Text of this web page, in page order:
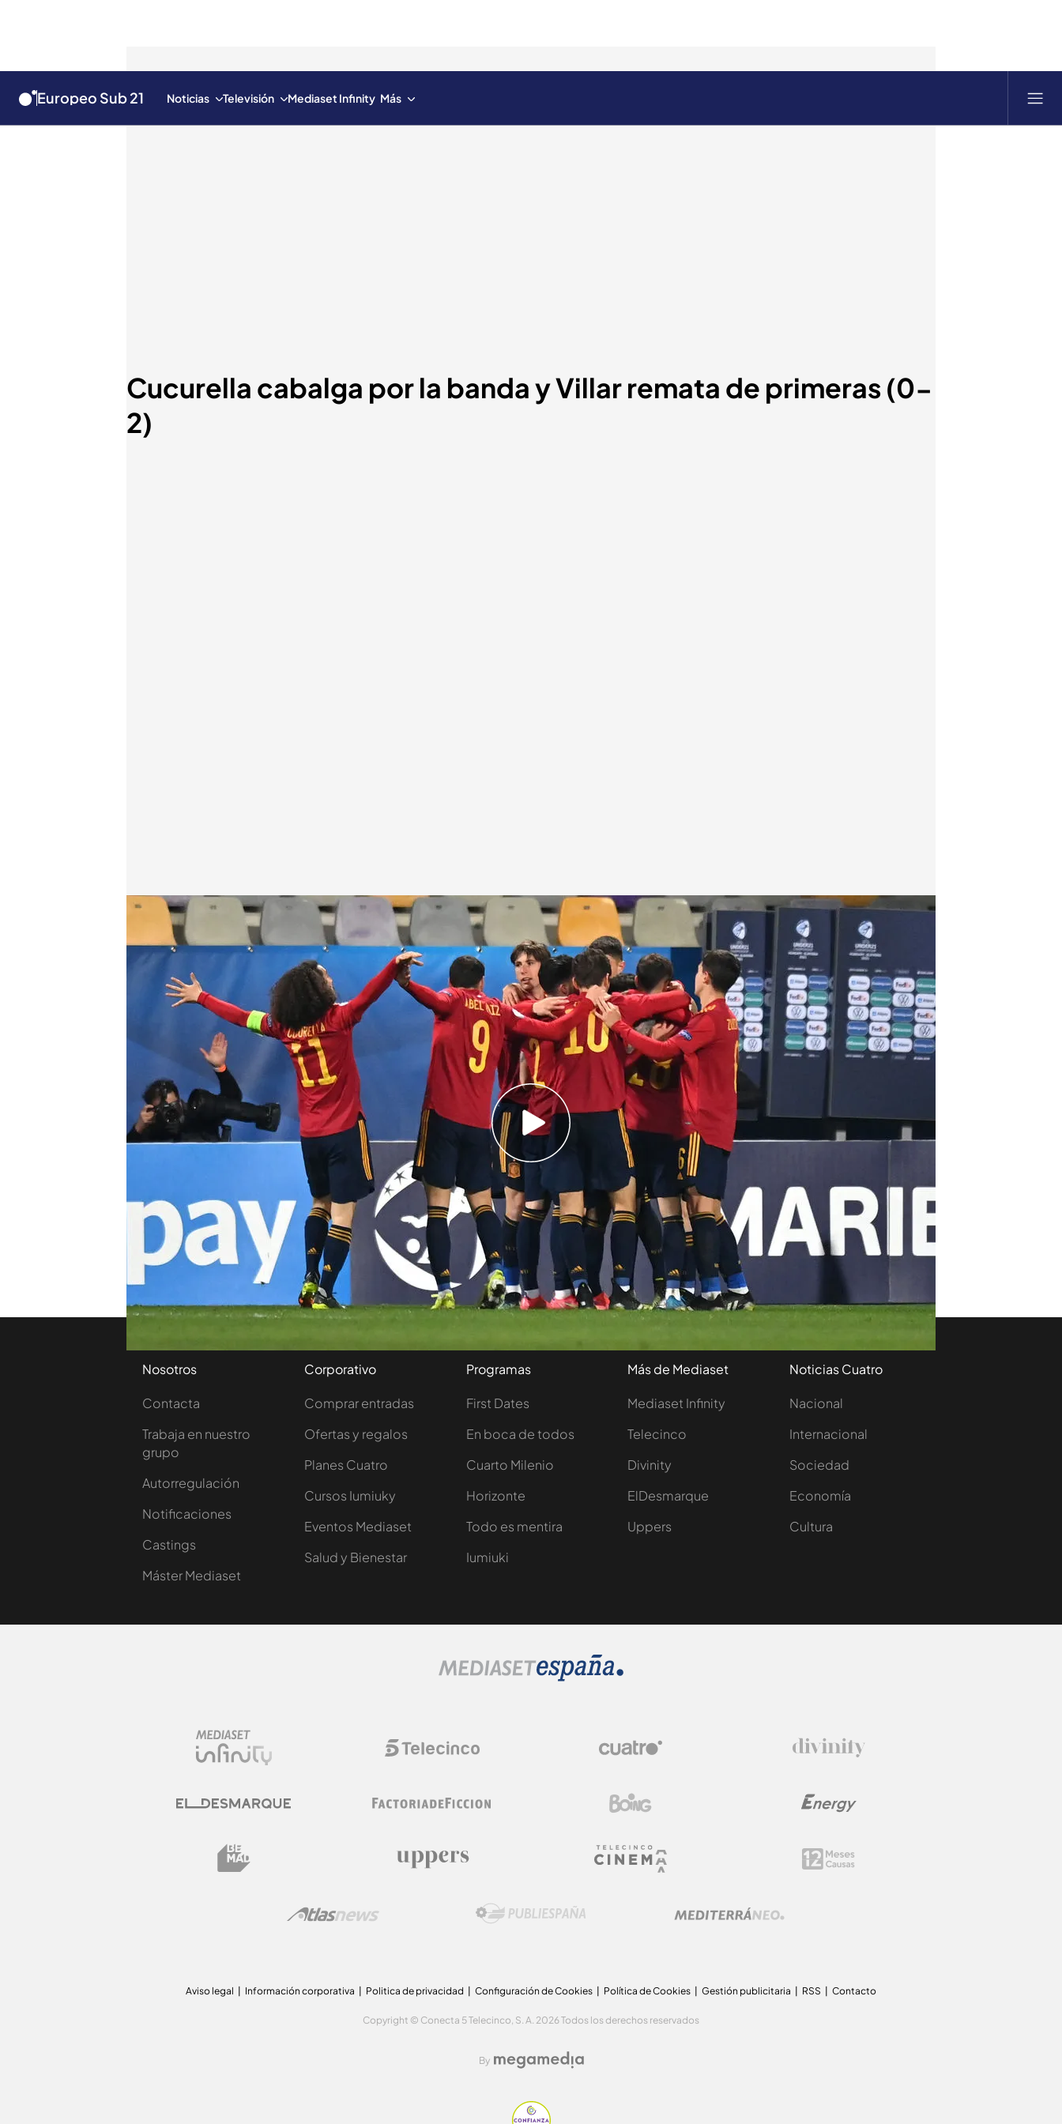
Europeo Sub 21 Noticias Televisión Mediaset Infinity Más
Cucurella cabalga por la banda y Villar remata de primeras (0-
2)
Gonzalo Villar puso el 0-2
Deportes Cuatro
Cucurella se marcó una gran carrera para servir a Villar
España golpeó en pocos minutos a Eslovenia con dos goles
Compartir
Eslovania no se había recuperado del primer palo dePuado
Cucurella al contragolpe los volvió a quedar en cuadro. El jugador del
Getafe cabalgó por la banda y cuando llegó al fondo puso un balón al
centro del área para que Villar que venía en carrera remató de primeras
siendo imposible para el portero esloveno. El centrocampista español
puso el 0-2 en el 54.
Nosotros
Contacta
Trabaja en nuestro
grupo
Autorregulación
Notificaciones
Castings
Máster Mediaset
Corporativo
Comprar entradas
Ofertas y regalos
Planes Cuatro
Cursos Iumiuky
Eventos Mediaset
Salud y Bienestar
Programas
First Dates
En boca de todos
Cuarto Milenio
Horizonte
Todo es mentira
Iumiuki
Más de Mediaset
Mediaset Infinity
Telecinco
Divinity
ElDesmarque
Uppers
Noticias Cuatro
Nacional
Internacional
Sociedad
Economía
Cultura
Aviso legal Información corporativa Politica de privacidad Configuración de Cookies Política de Cookies Gestión publicitaria RSS Contacto
Copyright © Conecta 5 Telecinco, S. A. 2026 Todos los derechos reservados
By